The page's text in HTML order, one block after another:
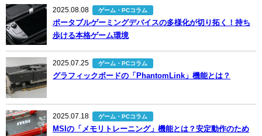
2025.08.08 ゲーム・PCコラム
ポータブルゲーミングデバイスの多様化が切り拓く！持ち
歩ける本格ゲーム環境
2025.07.25 ゲーム・PCコラム
グラフィックボードの「PhantomLink」機能とは？
2025.07.18 ゲーム・PCコラム
MSIの「メモリトレーニング」機能とは？安定動作のため